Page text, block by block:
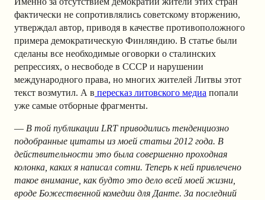
фактически не сопротивлялись советскому вторжению,
утверждал автор, приводя в качестве противоположного
примера демократическую Финляндию. В статье были
сделаны все необходимые оговорки о сталинских
репрессиях, о несвободе в СССР и нарушении
международного права, но многих жителей Литвы этот
текст возмутил. А в пересказ литовского медиа попали
уже самые отборные фрагменты.
— В той публикации LRT приводились тенденциозно
подобранные цитаты из моей статьи 2012 года. В
действительности это была совершенно проходная
колонка, каких я написал сотни. Теперь к ней привлечено
такое внимание, как будто это дело всей моей жизни,
вроде Божественной комедии для Данте. За последний